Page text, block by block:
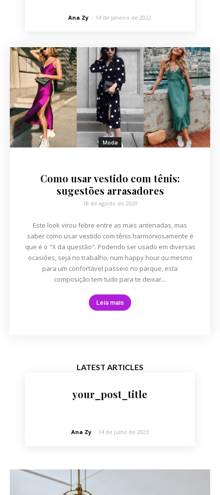
Ana Zy - 14 de janeiro de 2022
Moda
Como usar vestido com tênis:
sugestões arrasadores
18 de agosto de 2020
Este look virou febre entre as mais antenadas, mas
saber como usar vestido com tênis harmoniosamente é
que é o "X da questão". Podendo ser usado em diversas
ocasiões, seja no trabalho, num happy hour ou mesmo
para um confortável passeio no parque, esta
composição tem tudo para te deixar...
Leia mais
LATEST ARTICLES
your_post_title
Ana Zy - 14 de julho de 2023